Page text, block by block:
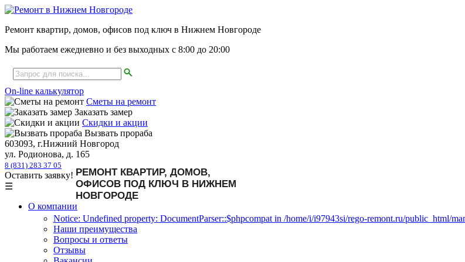
Ремонт квартир, домов, офисов под ключ в Нижнем Новгороде
Мы работаем ежедневно и без выходных с 8:00 до 20:00
On-line калькулятор
Сметы на ремонт
Заказать замер
Скидки и акции
Вызвать прораба
603093, г.Нижний Новгород
ул. Родионова, д. 165
8 (831) 283 37 05
Оставить заявку!
☰
О компании
Notice: Undefined property: DocumentParser::$phpcompat in /home/i/i97943si/rego-remont.ru/public_html/
Наши преимущества
Вопросы и ответы
Отзывы
РЕМОНТ КВАРТИР, ДОМОВ,
ОФИСОВ ПОД КЛЮЧ В НИЖНЕМ
НОВГОРОДЕ